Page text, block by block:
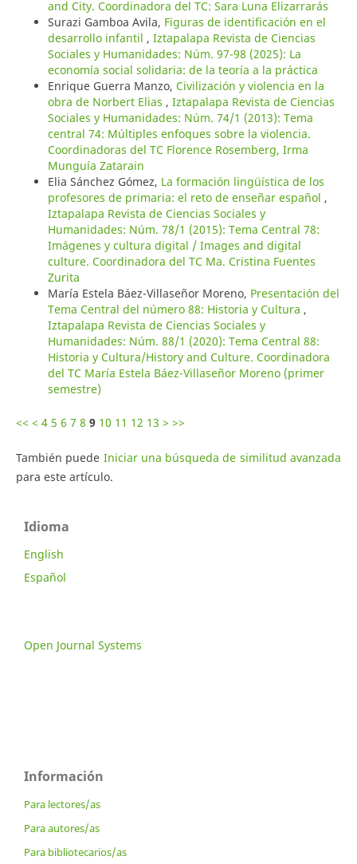
and City. Coordinadora del TC: Sara Luna Elizarrarás
Surazi Gamboa Avila, Figuras de identificación en el
desarrollo infantil , Iztapalapa Revista de Ciencias
Sociales y Humanidades: Núm. 97-98 (2025): La
economía social solidaria: de la teoría a la práctica
Enrique Guerra Manzo, Civilización y violencia en la
obra de Norbert Elias , Iztapalapa Revista de Ciencias
Sociales y Humanidades: Núm. 74/1 (2013): Tema
central 74: Múltiples enfoques sobre la violencia.
Coordinadoras del TC Florence Rosemberg, Irma
Munguía Zatarain
Elia Sánchez Gómez, La formación lingüística de los
profesores de primaria: el reto de enseñar español ,
Iztapalapa Revista de Ciencias Sociales y
Humanidades: Núm. 78/1 (2015): Tema Central 78:
Imágenes y cultura digital / Images and digital
culture. Coordinadora del TC Ma. Cristina Fuentes
Zurita
María Estela Báez-Villaseñor Moreno, Presentación del
Tema Central del número 88: Historia y Cultura ,
Iztapalapa Revista de Ciencias Sociales y
Humanidades: Núm. 88/1 (2020): Tema Central 88:
Historia y Cultura/History and Culture. Coordinadora
del TC María Estela Báez-Villaseñor Moreno (primer
semestre)
<< < 4 5 6 7 8 9 10 11 12 13 > >>
También puede Iniciar una búsqueda de similitud avanzada
para este artículo.
Idioma
English
Español
Open Journal Systems
Información
Para lectores/as
Para autores/as
Para bibliotecarios/as